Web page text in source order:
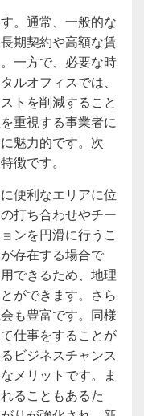
。通常、一般的な
期契約や高額な賃
一方で、必要な時
ルオフィスでは、
トを削減すること
重視する事業者に
魅力的です。次
徴です。
便利なエリアに位
打ち合わせやチー
ンを円滑に行うこ
存在する場合で
できるため、地理
ができます。さら
も豊富です。同様
仕事をすることが
ビジネスチャンス
メリットです。ま
ることもあるた